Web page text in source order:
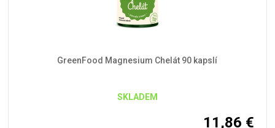
GreenFood Magnesium Chelát 90 kapslí
SKLADEM
11,86 €